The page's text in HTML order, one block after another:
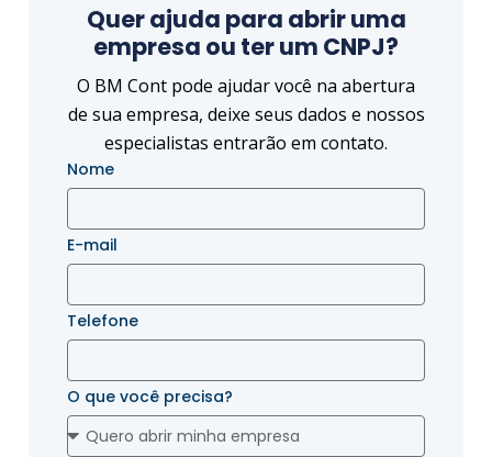
Quer ajuda para abrir uma
empresa ou ter um CNPJ?
O BM Cont pode ajudar você na abertura
de sua empresa, deixe seus dados e nossos
especialistas entrarão em contato.
Nome
E-mail
Telefone
O que você precisa?